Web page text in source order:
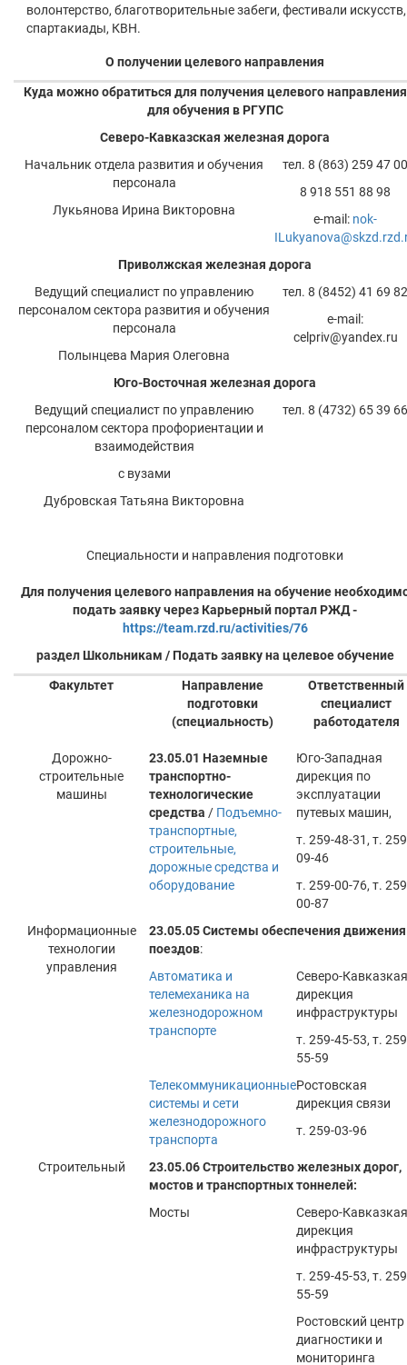
волонтерство, благотворительные забеги, фестивали искусств,
спартакиады, КВН.
О получении целевого направления
Куда можно обратиться для получения целевого направления
для обучения в РГУПС
Северо-Кавказская железная дорога
Начальник отдела развития и обучения
персонала
Лукьянова Ирина Викторовна
тел. 8 (863) 259 47 00
8 918 551 88 98
е-mail: nok-
Приволжская железная дорога
Ведущий специалист по управлению
персоналом сектора развития и обучения
персонала
Полынцева Мария Олеговна
тел. 8 (8452) 41 69 82
е-mail:
celpriv@yandex.ru
Юго-Восточная железная дорога
Ведущий специалист по управлению
персоналом сектора профориентации и
взаимодействия
с вузами
Дубровская Татьяна Викторовна
тел. 8 (4732) 65 39 66
Специальности и направления подготовки
Для получения целевого направления на обучение
подать заявку через Карьерный портал РЖД -
https://team.rzd.ru/activities/76
раздел Школьникам / Подать заявку на целевое обучение
Факультет
Направление
подготовки
(специальность)
Ответственный
специалист
работодателя
Дорожно-
строительные
машины
23.05.01 Наземные
транспортно-
технологические
средства / Подъемно-
транспортные,
строительные,
дорожные средства и
оборудование
Юго-Западная
дирекция по
эксплуатации
путевых машин,
т. 259-48-31, т.
09-46
т. 259-00-76, т.
00-87
Информационные
технологии
управления
23.05.05 Системы обеспечения движения
поездов:
Автоматика и
телемеханика на
железнодорожном
транспорте
Северо-Кавказкая
дирекция
инфраструктуры
т. 259-45-53, т.
55-59
Телекоммуникационные
системы и сети
железнодорожного
транспорта
Ростовская
дирекция связи
т. 259-03-96
Строительный
23.05.06 Строительство железных дорог,
мостов и транспортных тоннелей:
Мосты
Северо-Кавказкая
дирекция
инфраструктуры
т. 259-45-53, т.
55-59
Ростовский центр
диагностики и
мониторинга